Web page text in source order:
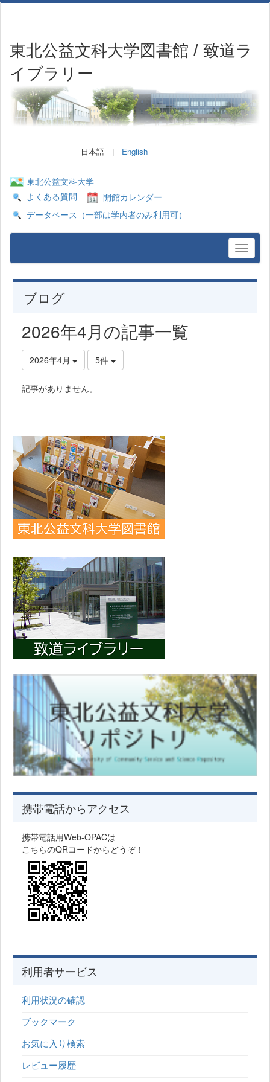
東北公益文科大学図書館 / 致道ラ
イブラリー
日本語 | English
東北公益文科大学
よくある質問
開館カレンダー
データベース（一部は学内者のみ利用可）
ブログ
2026年4月の記事一覧
2026年4月 5件
記事がありません。
携帯電話からアクセス
携帯電話用Web-OPACは
こちらのQRコードからどうぞ！
利用者サービス
利用状況の確認
ブックマーク
お気に入り検索
レビュー履歴